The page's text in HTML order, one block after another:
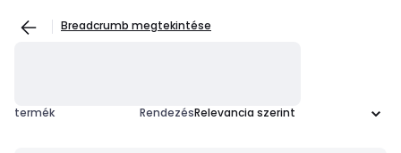
Breadcrumb megtekintése
termék Rendezés